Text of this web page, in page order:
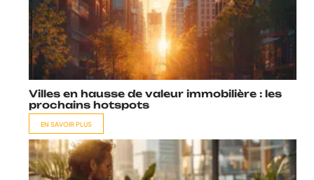
Villes en hausse de valeur immobilière : les
prochains hotspots
EN SAVOIR PLUS